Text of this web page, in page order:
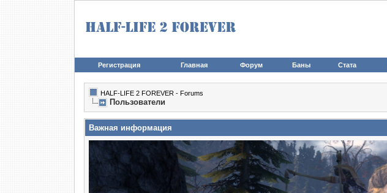
Регистрация Главная Форум Баны Стата
HALF-LIFE 2 FOREVER - Forums
Пользователи
Важная информация